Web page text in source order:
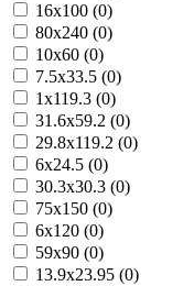
16x100 (0)
80x240 (0)
10x60 (0)
7.5x33.5 (0)
1x119.3 (0)
31.6x59.2 (0)
29.8x119.2 (0)
6x24.5 (0)
30.3x30.3 (0)
75x150 (0)
6x120 (0)
59x90 (0)
13.9x23.95 (0)